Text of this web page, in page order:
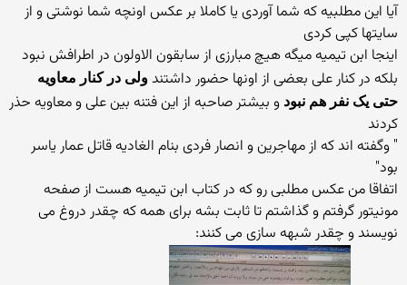
آیا این مطلبیه که شما آوردی یا کاملا بر عکس اونچه شما نوشتی و از
سایتها کپی کردی
اینجا ابن تیمیه میگه هیچ مبارزی از سابقون الاولون در اطرافش نبود
بلکه در کنار علی بعضی از اونها حضور داشتند ولی در کنار معاویه
حتی یک نفر هم نبود و بیشتر صاحبه از این فتنه بین علی و معاویه حذر
کردند
" وگفته اند که از مهاجرین و انصار فردی بنام الغادیه قاتل عمار یاسر
بود"
اتفاقا من عکس مطلبی رو که در کتاب ابن تیمیه هست از صفحه
مونیتور گرفتم و گذاشتم تا ثابت بشه برای همه که چقدر دروغ می
نویسند و چقدر شبهه سازی می کنند: